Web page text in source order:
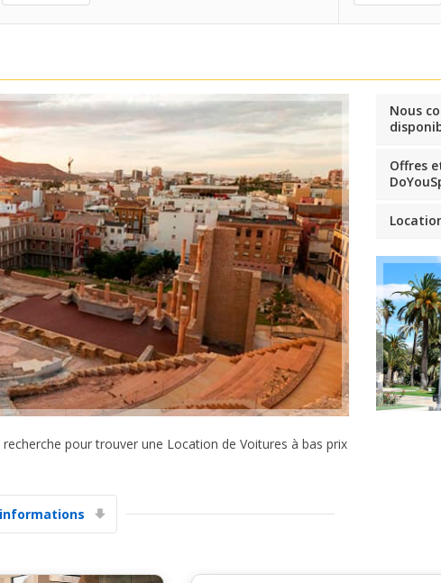
pour trouver une Location de Voitures à bas prix
Nous
Offres